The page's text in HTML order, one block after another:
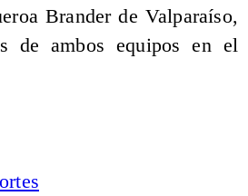
Brander de Valparaíso,
de ambos equipos en el